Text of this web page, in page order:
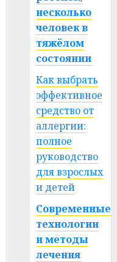
несколько
человек в
тяжёлом
состоянии
Как выбрать
эффективное
средство от
аллергии:
полное
руководство
для взрослых
и детей
Современные
технологии
и методы
лечения